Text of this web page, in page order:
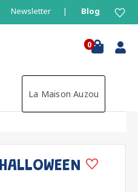
Newsletter Blog
0
La Maison Auzou